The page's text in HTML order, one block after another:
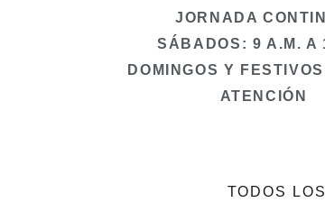
JORNADA
SÁBADOS : 9 A.M. A
DOMINGOS Y
ATENCIÓN
TODOS